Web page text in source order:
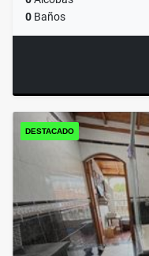
0 Baños
DESTACADO